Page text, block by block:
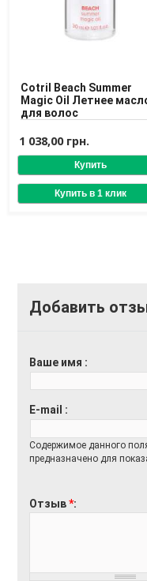
Cotril Beach Summer
Magic Oil Летнее
для волос
1 038,00 грн.
Добавить
Ваше имя
E-mail
Содержимое данного
предназначено для
Отзыв*